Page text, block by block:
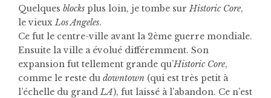
Quelques blocks plus loin, je tombe surHistoric Core,
le vieuxLos Angeles.
Ce fut le centre-ville avant la 2ème guerre mondiale.
Ensuite la ville a évolué différemment. Son
expansion fut tellement grande qu’Historic Core,
comme le reste du downtown (qui est très petit à
l’échelle du grandLA), fut laissé à l’abandon. Ce n’est